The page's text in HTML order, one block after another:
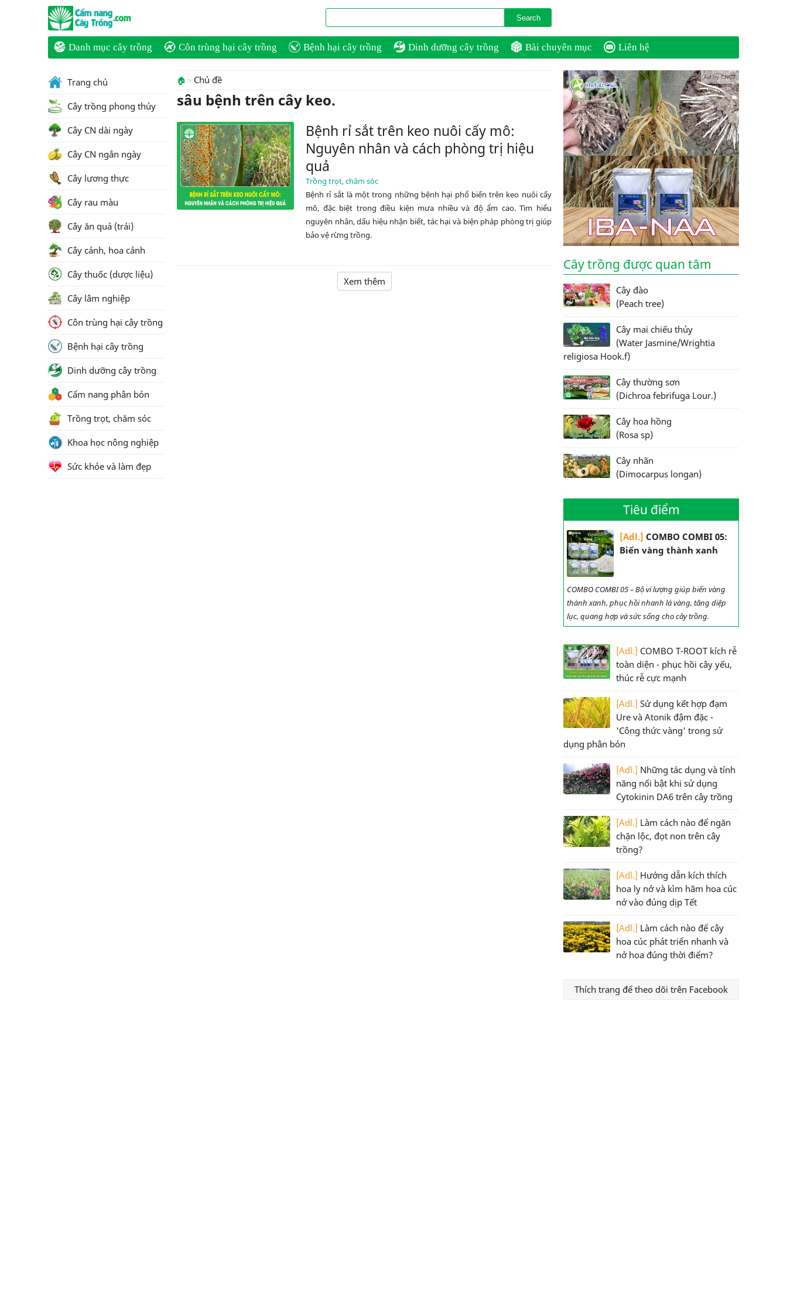
Danh mục cây trồng Côn trùng hại cây trồng Bệnh hại cây trồng Dinh dưỡng cây trồng Bài chuyên mục Liên hệ
🏠 Chủ đề
sâu bệnh trên cây keo.
Bệnh rỉ sắt trên keo nuôi cấy mô:
Nguyên nhân và cách phòng trị hiệu
quả
Trồng trọt, chăm sóc
Bệnh rỉ sắt là một trong những bệnh hại phổ biến trên keo nuôi cấy
mô, đặc biệt trong điều kiện mưa nhiều và độ ẩm cao. Tìm hiểu
nguyên nhân, dấu hiệu nhận biết, tác hại và biện pháp phòng trị giúp
bảo vệ rừng trồng.
Xem thêm
Ad by CNCT
Cây trồng được quan tâm
Cây đào
(Peach tree)
Cây mai chiếu thủy
(Water Jasmine/Wrightia
religiosa Hook.f)
Cây thường sơn
(Dichroa febrifuga Lour.)
Cây hoa hồng
(Rosa sp)
Cây nhãn
(Dimocarpus longan)
Tiêu điểm
[Adl.] COMBO COMBI 05:
Biến vàng thành xanh
COMBO COMBI 05 – Bộ vi lượng giúp biến vàng
thành xanh, phục hồi nhanh lá vàng, tăng diệp
lục, quang hợp và sức sống cho cây trồng.
[Adl.] COMBO T-ROOT kích rễ
toàn diện - phục hồi cây yếu,
thúc rễ cực mạnh
[Adl.] Sử dụng kết hợp đạm
Ure và Atonik đậm đặc -
'Công thức vàng' trong sử
dụng phân bón
[Adl.] Những tác dụng và tính
năng nổi bật khi sử dụng
Cytokinin DA6 trên cây trồng
[Adl.] Làm cách nào để ngăn
chặn lộc, đọt non trên cây
trồng?
[Adl.] Hướng dẫn kích thích
hoa ly nở và kìm hãm hoa cúc
nở vào đúng dịp Tết
[Adl.] Làm cách nào để cây
hoa cúc phát triển nhanh và
nở hoa đúng thời điểm?
Thích trang để theo dõi trên Facebook
Trang chủ
Cây trồng phong thủy
Cây CN dài ngày
Cây CN ngắn ngày
Cây lương thực
Cây rau màu
Cây ăn quả (trái)
Cây cảnh, hoa cảnh
Cây thuốc (dược liệu)
Cây lâm nghiệp
Côn trùng hại cây trồng
Bệnh hại cây trồng
Dinh dưỡng cây trồng
Cẩm nang phân bón
Trồng trọt, chăm sóc
Khoa học nông nghiệp
Sức khỏe và làm đẹp